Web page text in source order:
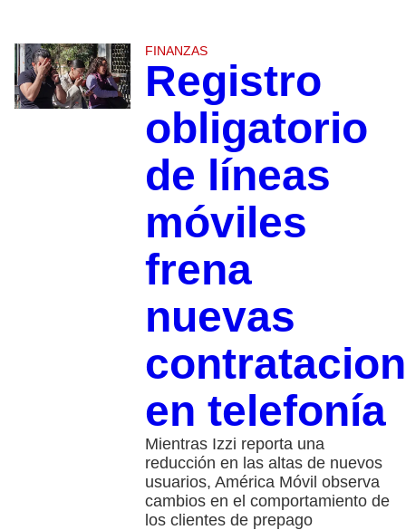
FINANZAS
Registro
obligatorio
de líneas
móviles
frena
nuevas
en telefonía
Mientras Izzi reporta una
reducción en las altas de nuevos
usuarios, América Móvil observa
cambios en el comportamiento de
los clientes de prepago